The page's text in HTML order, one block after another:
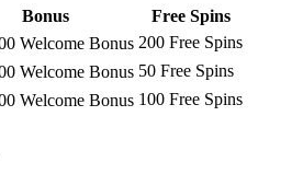
Bonus
Free Spins
Welcome Bonus 200 Free Spins
Welcome Bonus 50 Free Spins
Welcome Bonus 100 Free Spins